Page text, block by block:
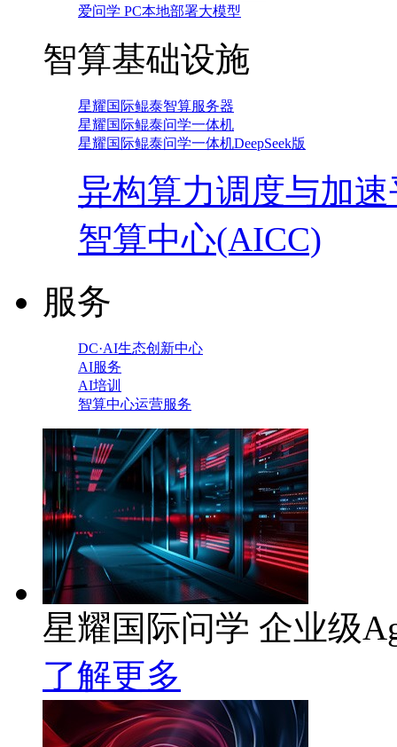
爱问学 PC本地部署大模型
智算基础设施
星耀国际鲲泰智算服务器
星耀国际鲲泰问学一体机
星耀国际鲲泰问学一体机DeepSeek版
异构算力调度与加
智算中心(AICC)
服务
DC·AI生态创新中心
AI服务
AI培训
智算中心运营服务
星耀国际问学 企业级
了解更多